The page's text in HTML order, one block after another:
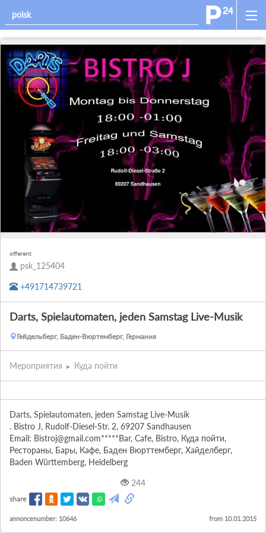
offerent
psk_125404
+491714739721
Darts, Spielautomaten, jeden Samstag Live-Musik
Гейдельберг, Баден-Вюртемберг, Германия
Мероприятия Куда пойти
Darts, Spielautomaten, jeden Samstag Live-Musik
. Bistro J, Rudolf-Diesel-Str. 2, 69207 Sandhausen
Email: Bistroj@gmail.com*****Bar, Cafe, Bistro, Куда пойти,
Рестораны, Бары, Кафе, Баден Вюрттемберг, Хайделберг,
Baden Württemberg, Heidelberg
244
share
annoncenumber: 10646 from 10.01.2015